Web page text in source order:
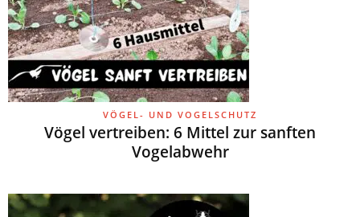
VÖGEL- UND VOGELSCHUTZ
Vögel vertreiben: 6 Mittel zur sanften
Vogelabwehr